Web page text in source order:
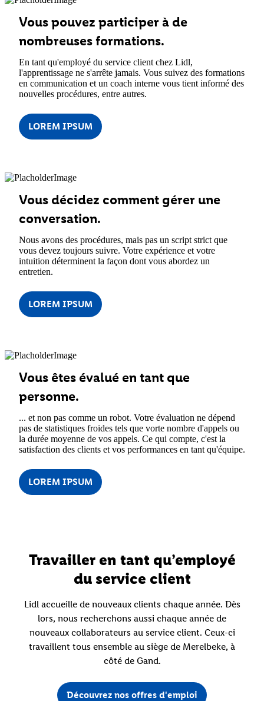
Vous pouvez participer à de
nombreuses formations.
En tant qu'employé du service client chez Lidl,
l'apprentissage ne s'arrête jamais. Vous suivez des formations
en communication et un coach interne vous tient informé des
nouvelles procédures, entre autres.
LOREM IPSUM
Vous décidez comment gérer une
conversation.
Nous avons des procédures, mais pas un script strict que
vous devez toujours suivre. Votre expérience et votre
intuition déterminent la façon dont vous abordez un
entretien.
LOREM IPSUM
Vous êtes évalué en tant que
personne.
... et non pas comme un robot. Votre évaluation ne dépend
pas de statistiques froides tels que vorte nombre d'appels ou
la durée moyenne de vos appels. Ce qui compte, c'est la
satisfaction des clients et vos performances en tant qu'équipe.
LOREM IPSUM
Travailler en tant qu’employé
du service client
Lidl accueille de nouveaux clients chaque année. Dès
lors, nous recherchons aussi chaque année de
nouveaux collaborateurs au service client. Ceux-ci
travaillent tous ensemble au siège de Merelbeke, à
côté de Gand.
Découvrez nos offres d'emploi